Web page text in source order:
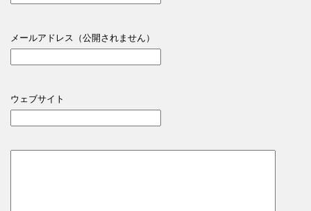
メールアドレス（公開されません）
ウェブサイト